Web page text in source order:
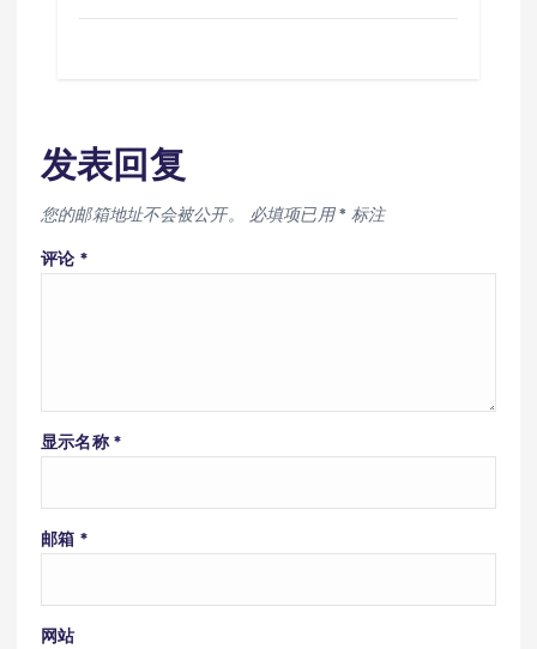
发表回复
您的邮箱地址不会被公开。 必填项已用* 标注
评论 *
显示名称 *
邮箱 *
网站